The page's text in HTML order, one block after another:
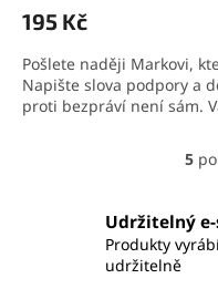
195 Kč
Pošlete naději Markovi,
Napište slova podpory a
proti bezpráví není sám.
5
Udržitelný
Produkty
udržitelně